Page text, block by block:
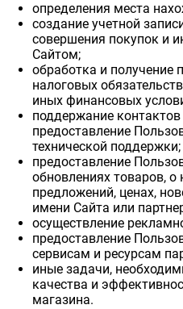
определения места
создание учетной
совершения покупок и
Сайтом;
обработка и получение
налоговых
иных финансовых
поддержание
предоставление
технической поддержки;
предоставление
обновлениях товаров,
предложений, ценах,
имени Сайта или
осуществление
предоставление
сервисам и ресурсам
иные задачи,
качества и
магазина.